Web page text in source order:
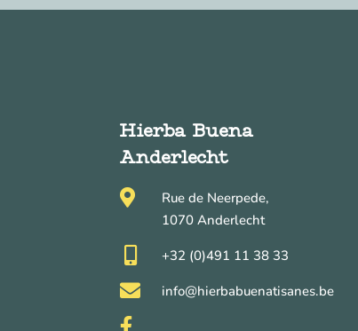
Hierba Buena
Anderlecht

Rue de Neerpede,
1070 Anderlecht
 +32 (0)491 11 38 33
 info@hierbabuenatisanes.be
